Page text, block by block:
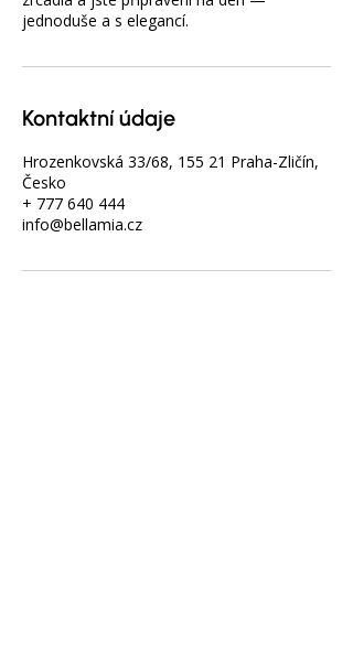
jednoduše a s elegancí.
Kontaktní údaje
Hrozenkovská 33/68, 155 21 Praha-Zličín,
Česko
+ 777 640 444
info@bellamia.cz